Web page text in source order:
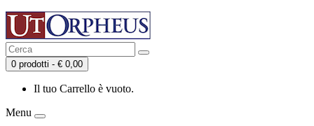
0 prodotti - € 0,00
Il tuo Carrello è vuoto.
Menu